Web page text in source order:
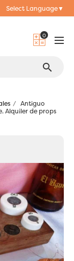
Select Language▼
0
search
Antiguo
Alquiler de props